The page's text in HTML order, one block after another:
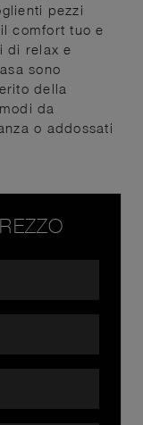
pezzi
comfort tuo e
di relax e
sono
della
da
o addossati